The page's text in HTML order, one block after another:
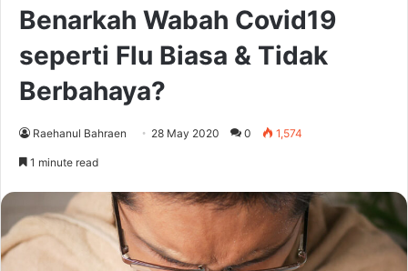
Benarkah Wabah Covid19
seperti Flu Biasa & Tidak
Berbahaya?
Raehanul Bahraen 28 May 2020 0 1,574
1 minute read